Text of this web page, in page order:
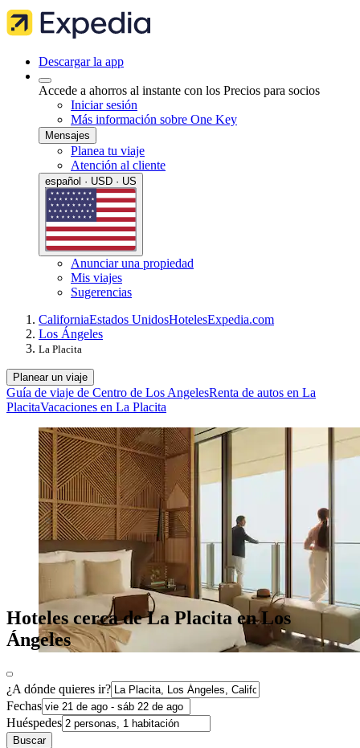
Descargar la app
Accede a ahorros al instante con los Precios para socios
Iniciar sesión
Más información sobre One Key
Mensajes
Planea tu viaje
Atención al cliente
español · USD · US
Anunciar una propiedad
Mis viajes
Sugerencias
CaliforniaEstados UnidosHotelesExpedia.com
Los Ángeles
La Placita
Planear un viaje
Guía de viaje de Centro de Los AngelesRenta de autos en La
PlacitaVacaciones en La Placita
Hoteles cerca de La Placita en Los
Ángeles
¿A dónde quieres ir?
Fechas
Huéspedes
Buscar